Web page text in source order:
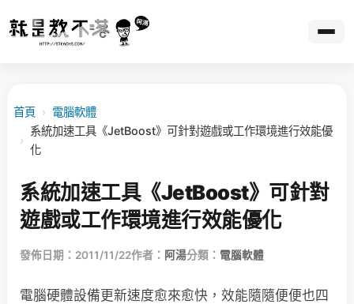
首頁 › 電腦軟體
›
系統加速工具《JetBoost》可針對遊戲或工作環境進行效能優
化
系統加速工具《JetBoost》可針對
遊戲或工作環境進行效能優化
發佈日期：2011/11/22作者： 阿湯分類： 電腦軟體
電腦硬體設備更新速度愈來愈快，效能隨隨便便也四